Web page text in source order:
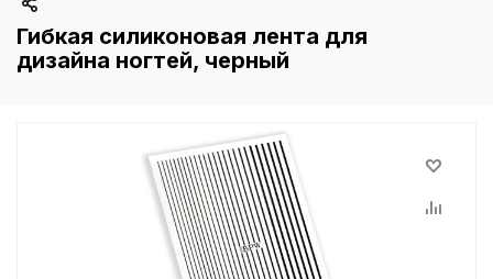
Гибкая силиконовая лента для
дизайна ногтей, черный